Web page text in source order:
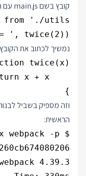
קובץ בשם main.js עם הקוד הבא:
', twice(2));
נמשיך לכתוב את הקובץ utils.js בתיקיה src ובו הקוד הבא:
}
וזה מספיק בשביל
הראשית: